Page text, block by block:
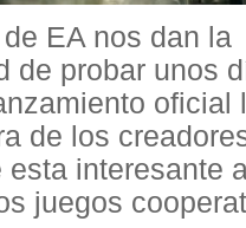
EA nos dan la
de probar unos
oficial
de los
esta interesante
juegos